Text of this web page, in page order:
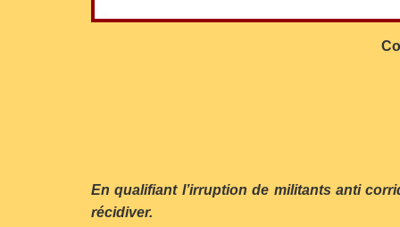
En qualifiant l’irruption de militants anti
récidiver.